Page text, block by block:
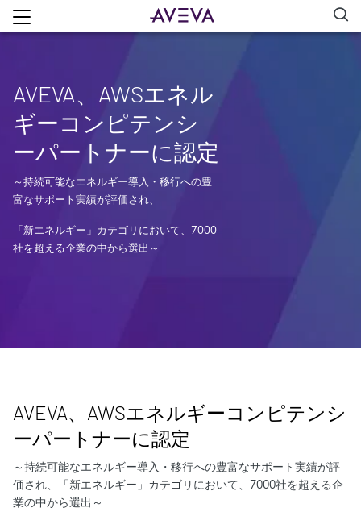
AVEVA、AWSエネル
ギーコンピテンシ
ーパートナーに認定
～持続可能なエネルギー導入・移行への豊
富なサポート実績が評価され、
「新エネルギー」カテゴリにおいて、7000
社を超える企業の中から選出～
AVEVA、AWSエネルギーコンピテンシ
ーパートナーに認定
～持続可能なエネルギー導入・移行への豊富なサポート実績が評
価され、「新エネルギー」カテゴリにおいて、7000社を超える企
業の中から選出～